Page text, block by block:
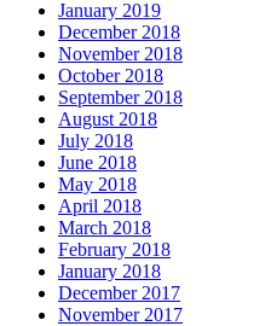
January 2019
December 2018
November 2018
October 2018
September 2018
August 2018
July 2018
June 2018
May 2018
April 2018
March 2018
February 2018
January 2018
December 2017
November 2017